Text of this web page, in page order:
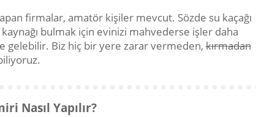
firmalar, amatör kişiler mevcut. Sözde su kaçağı
bulmak için evinizi mahvederse işler daha
gelebilir. Biz hiç bir yere zarar vermeden,kırmadan
Nasıl Yapılır?